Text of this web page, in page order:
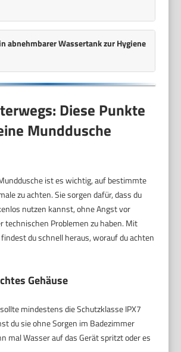
abnehmbarer Wassertank zur Hygiene
Diese Punkte
Munddusche
ist es wichtig, auf bestimmte
zu achten. Sie sorgen dafür, dass du
nutzen kannst, ohne Angst vor
technischen Problemen zu haben. Mit
du schnell heraus, worauf du achten
Gehäuse
mindestens die Schutzklasse IPX7
du sie ohne Sorgen im Badezimmer
mal Wasser auf das Gerät spritzt oder es